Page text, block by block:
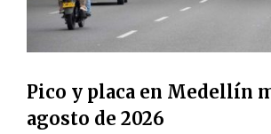
Pico y placa en Medellín
agosto de 2026